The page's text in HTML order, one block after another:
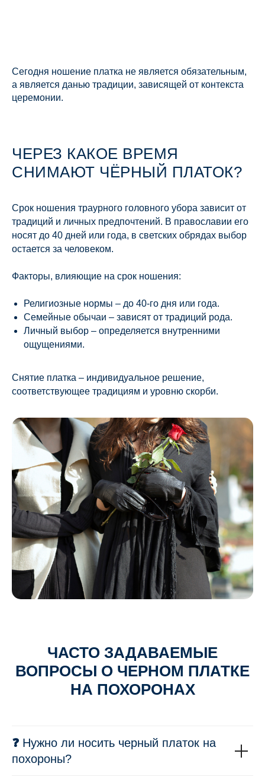
Сегодня ношение платка не является обязательным,
а является данью традиции, зависящей от контекста
церемонии.
ЧЕРЕЗ КАКОЕ ВРЕМЯ
СНИМАЮТ ЧЁРНЫЙ ПЛАТОК?
Срок ношения траурного головного убора зависит от
традиций и личных предпочтений. В православии его
носят до 40 дней или года, в светских обрядах выбор
остается за человеком.
Факторы, влияющие на срок ношения:
Религиозные нормы – до 40-го дня или года.
Семейные обычаи – зависят от традиций рода.
Личный выбор – определяется внутренними
ощущениями.
Снятие платка – индивидуальное решение,
соответствующее традициям и уровню скорби.
ЧАСТО ЗАДАВАЕМЫЕ
ВОПРОСЫ О ЧЕРНОМ ПЛАТКЕ
НА ПОХОРОНАХ
❓ Нужно ли носить черный платок на
похороны?